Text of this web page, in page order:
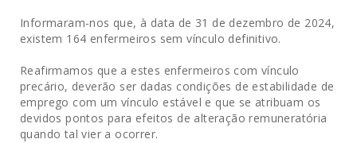
Informaram-nos que, à data de 31 de dezembro de 2024,
existem 164 enfermeiros sem vínculo definitivo.
Reafirmamos que a estes enfermeiros com vínculo
precário, deverão ser dadas condições de estabilidade de
emprego com um vínculo estável e que se atribuam os
devidos pontos para efeitos de alteração remuneratória
quando tal vier a ocorrer.